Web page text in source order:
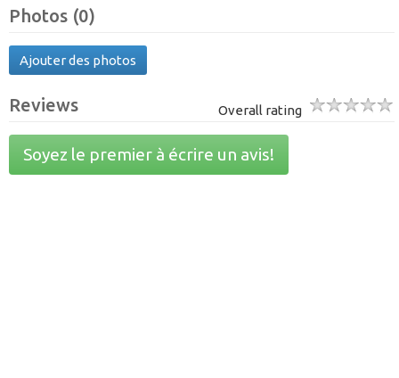
Photos (0)
Ajouter des photos
Overall rating
Reviews
Soyez le premier à écrire un avis!